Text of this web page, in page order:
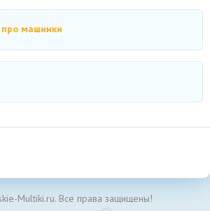
машинки
Multiki.ru. Все права защищены!